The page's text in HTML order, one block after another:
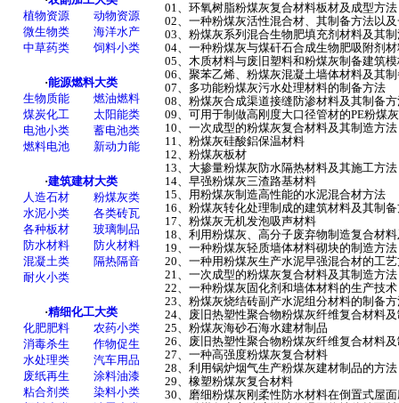
01、环氧树脂粉煤灰复合材料板材及成型方法
02、一种粉煤灰活性混合材、其制备方法以
03、粉煤灰系列混合生物肥填充剂材料及其
04、一种粉煤灰与煤矸石合成生物肥吸附剂
05、木质材料与废旧塑料和粉煤灰制备建筑
06、聚苯乙烯、粉煤灰混凝土墙体材料及其
07、多功能粉煤灰污水处理材料的制备方法
08、粉煤灰合成渠道接缝防渗材料及其制备
09、可用于制做高刚度大口径管材的PE粉煤
10、一次成型的粉煤灰复合材料及其制造方法
11、粉煤灰硅酸鋁保温材料
12、粉煤灰板材
13、大掺量粉煤灰防水隔热材料及其施工方法
14、早强粉煤灰三渣路基材料
15、用粉煤灰制造高性能的水泥混合材方法
16、粉煤灰转化处理制成的建筑材料及其制
17、粉煤灰无机发泡吸声材料
18、利用粉煤灰、高分子废弃物制造复合材
19、一种粉煤灰轻质墙体材料砌块的制造方法
20、一种用粉煤灰生产水泥早强混合材的工
21、一次成型的粉煤灰复合材料及其制造方法
22、一种粉煤灰固化剂和墙体材料的生产技术
23、粉煤灰烧结砖副产水泥组分材料的制备
24、废旧热塑性聚合物粉煤灰纤维复合材料
25、粉煤灰海砂石海水建材制品
26、废旧热塑性聚合物粉煤灰纤维复合材料
27、一种高强度粉煤灰复合材料
28、利用锅炉烟气生产粉煤灰建材制品的方法
29、橡塑粉煤灰复合材料
30、磨细粉煤灰刚柔性防水材料在倒置式屋